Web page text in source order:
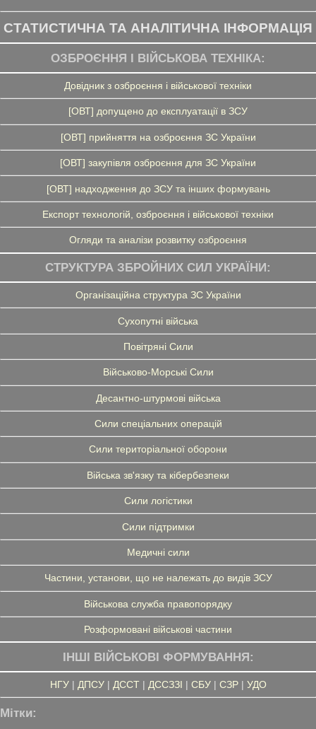
СТАТИСТИЧНА ТА АНАЛІТИЧНА ІНФОРМАЦІЯ
ОЗБРОЄННЯ І ВІЙСЬКОВА ТЕХНІКА:
Довідник з озброєння і військової техніки
[ОВТ] допущено до експлуатації в ЗСУ
[ОВТ] прийняття на озброєння ЗС України
[ОВТ] закупівля озброєння для ЗС України
[ОВТ] надходження до ЗСУ та інших формувань
Експорт технологій, озброєння і військової техніки
Огляди та аналізи розвитку озброєння
СТРУКТУРА ЗБРОЙНИХ СИЛ УКРАЇНИ:
Організаційна структура ЗС України
Сухопутні війська
Повітряні Сили
Військово-Морські Сили
Десантно-штурмові війська
Сили спеціальних операцій
Сили територіальної оборони
Війська зв'язку та кібербезпеки
Сили логістики
Сили підтримки
Медичні сили
Частини, установи, що не належать до видів ЗСУ
Військова служба правопорядку
Розформовані військові частини
ІНШІ ВІЙСЬКОВІ ФОРМУВАННЯ:
НГУ| ДПСУ| ДССТ| ДССЗЗІ | СБУ| СЗР| УДО
Мітки: